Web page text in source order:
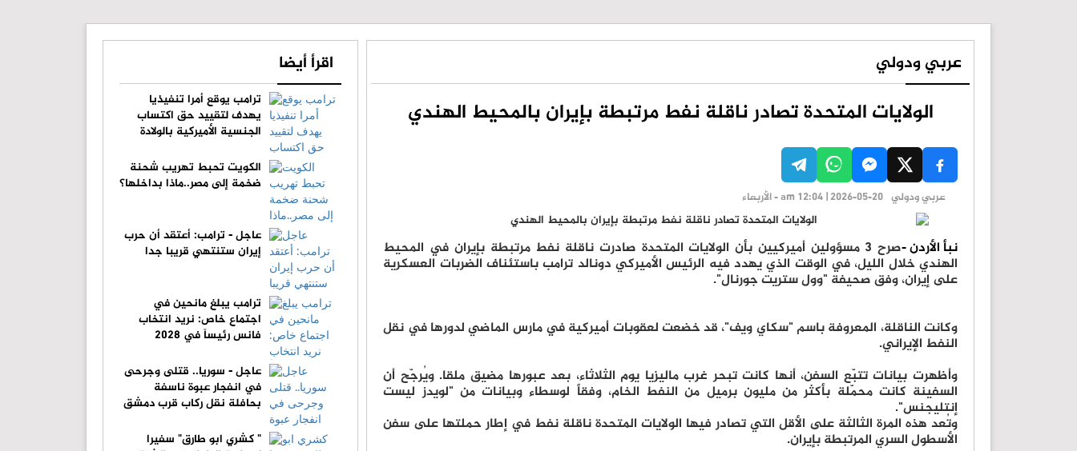
عربي ودولي
الولايات المتحدة تصادر ناقلة نفط مرتبطة بإيران بالمحيط الهندي
عربي ودولي am 12:04 | 2026-05-20 - الأربعاء
نبأ الأردن - صرح 3 مسؤولين أميركيين بأن الولايات المتحدة صادرت ناقلة نفط مرتبطة بإيران في المحيط
الهندي خلال الليل، في الوقت الذي يهدد فيه الرئيس الأميركي دونالد ترامب باستئناف الضربات العسكرية
على إيران، وفق صحيفة "وول ستريت جورنال".
وكانت الناقلة، المعروفة باسم "سكاي ويف"، قد خضعت لعقوبات أميركية في مارس الماضي لدورها في نقل
النفط الإيراني.
وأظهرت بيانات تتبّع السفن، أنها كانت تبحر غرب ماليزيا يوم الثلاثاء، بعد عبورها مضيق ملقا. ويُرجّح أن
السفينة كانت محمّلة بأكثر من مليون برميل من النفط الخام، وفقاً لوسطاء وبيانات من "لويدز ليست
إنتليجنس".
وتُعد هذه المرة الثالثة على الأقل التي تصادر فيها الولايات المتحدة ناقلة نفط في إطار حملتها على سفن
الأسطول السري المرتبطة بإيران.
اقرأ أيضا
ترامب يوقع أمرا تنفيذيا
يهدف لتقييد حق اكتساب
الجنسية الأميركية بالولادة
الكويت تحبط تهريب شحنة
ضخمة إلى مصر..ماذا بداخلها؟
عاجل - ترامب: أعتقد أن حرب
إيران ستنتهي قريبا جدا
ترامب يبلغ مانحين في
اجتماع خاص: نريد انتخاب
فانس رئيساً في 2028
عاجل - سوريا.. قتلى وجرحى
في انفجار عبوة ناسفة
بحافلة نقل ركاب قرب دمشق
" كشري ابو طارق" سفيرا